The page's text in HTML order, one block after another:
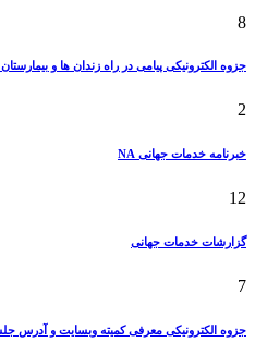
8
جزوه الکترونیکی پیامی در راه زندان ها و بیمارستان
2
خبرنامه خدمات جهانی NA
12
گزارشات خدمات جهانی
7
جزوه الکترونیکی معرفی کمیته وبسایت و آدرس